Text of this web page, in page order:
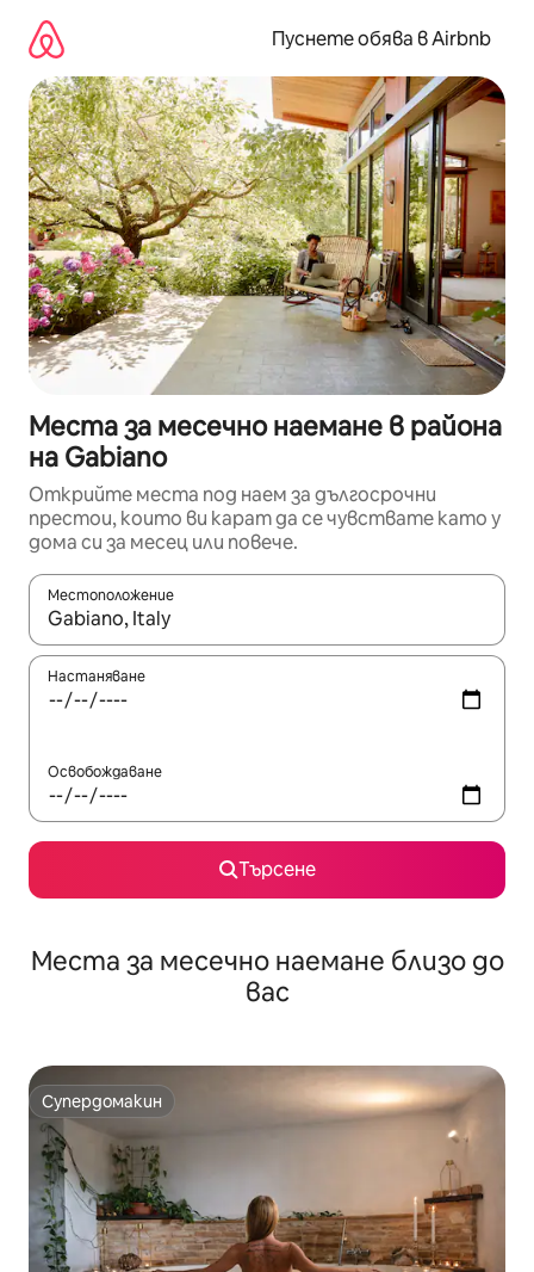
съдържанието
Пуснете обява в Airbnb
Места за месечно наемане в района
на Gabiano
Открийте места под наем за дългосрочни
престои, които ви карат да се чувствате като у
дома си за месец или повече.
Местоположение
Когато резултатите се покажат, използвайте
Настаняване
Освобождаване
Търсене
Места за месечно наемане близо до
вас
Супердомакин
Супердомакин